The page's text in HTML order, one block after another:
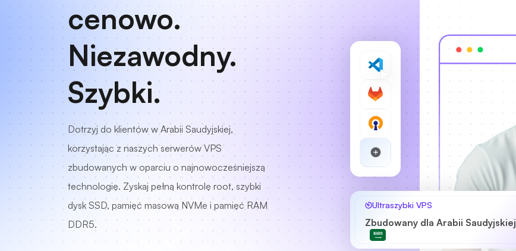
cenowo.
Niezawodny.
Szybki.
Dotrzyj do klientów w Arabii Saudyjskiej,
korzystając z naszych serwerów VPS
zbudowanych w oparciu o najnowocześniejszą
technologię. Zyskaj pełną kontrolę root, szybki
dysk SSD, pamięć masową NVMe i pamięć RAM
DDR5.
Ultraszybki VPS
Zbudowany dla Arabii Saudyjskiej